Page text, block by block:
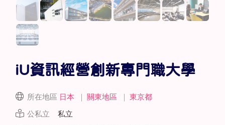
iU資訊經營創新專門職大學
所在地區 日本 ｜ 關東地區 ｜ 東京都
公私立
私立